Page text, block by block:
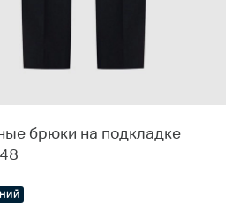
брюки на подкладке